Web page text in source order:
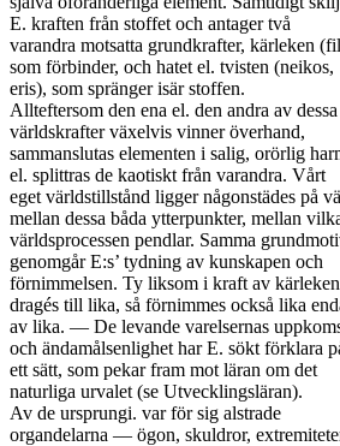
E. kraften från stoffet och antager två
varandra motsatta grundkrafter, kärleken
som förbinder, och hatet el. tvisten (neikos,
eris), som spränger isär stoffen.
Allteftersom den ena el. den andra av dessa
världskrafter växelvis vinner överhand,
sammanslutas elementen i salig, orörlig
el. splittras de kaotiskt från varandra. Vårt
eget världstillstånd ligger någonstädes på
mellan dessa båda ytterpunkter, mellan
världsprocessen pendlar. Samma
genomgår E:s’ tydning av kunskapen och
förnimmelsen. Ty liksom i kraft av
dragés till lika, så förnimmes också lika
av lika. — De levande varelsernas
och ändamålsenlighet har E. sökt förklara
ett sätt, som pekar fram mot läran om det
naturliga urvalet (se Utvecklingsläran).
Av de ursprungi. var för sig alstrade
organdelarna — ögon, skuldror,